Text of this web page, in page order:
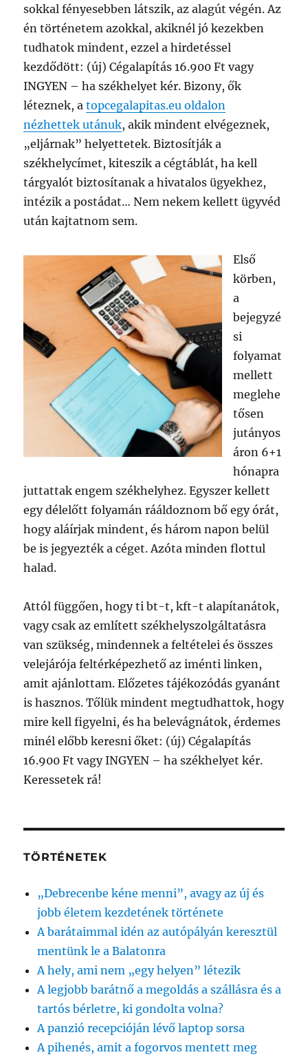
sokkal fényesebben látszik, az alagút végén. Az
én történetem azokkal, akiknél jó kezekben
tudhatok mindent, ezzel a hirdetéssel
kezdődött: (új) Cégalapítás 16.900 Ft vagy
INGYEN – ha székhelyet kér. Bizony, ők
léteznek, atopcegalapitas.eu oldalon
nézhettek utánuk, akik mindent elvégeznek,
„eljárnak” helyettetek. Biztosítják a
székhelycímet, kiteszik a cégtáblát, ha kell
tárgyalót biztosítanak a hivatalos ügyekhez,
intézik a postádat… Nem nekem kellett ügyvéd
után kajtatnom sem.
Első
körben,
a
bejegyzé
si
folyamat
mellett
meglehe
tősen
jutányos
áron 6+1
hónapra
juttattak engem székhelyhez. Egyszer kellett
egy délelőtt folyamán rááldoznom bő egy órát,
hogy aláírjak mindent, és három napon belül
be is jegyezték a céget. Azóta minden flottul
halad.
Attól függően, hogy ti bt-t, kft-t alapítanátok,
vagy csak az említett székhelyszolgáltatásra
van szükség, mindennek a feltételei és összes
velejárója feltérképezhető az iménti linken,
amit ajánlottam. Előzetes tájékozódás gyanánt
is hasznos. Tőlük mindent megtudhattok, hogy
mire kell figyelni, és ha belevágnátok, érdemes
minél előbb keresni őket: (új) Cégalapítás
16.900 Ft vagy INGYEN – ha székhelyet kér.
Keressetek rá!
TÖRTÉNETEK
„Debrecenbe kéne menni”, avagy az új és
jobb életem kezdetének története
A barátaimmal idén az autópályán keresztül
mentünk le a Balatonra
A hely, ami nem „egy helyen” létezik
A legjobb barátnő a megoldás a szállásra és a
tartós bérletre, ki gondolta volna?
A panzió recepcióján lévő laptop sorsa
A pihenés, amit a fogorvos mentett meg